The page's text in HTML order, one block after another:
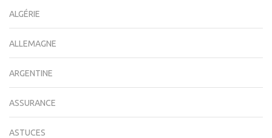
ALGÉRIE
ALLEMAGNE
ARGENTINE
ASSURANCE
ASTUCES